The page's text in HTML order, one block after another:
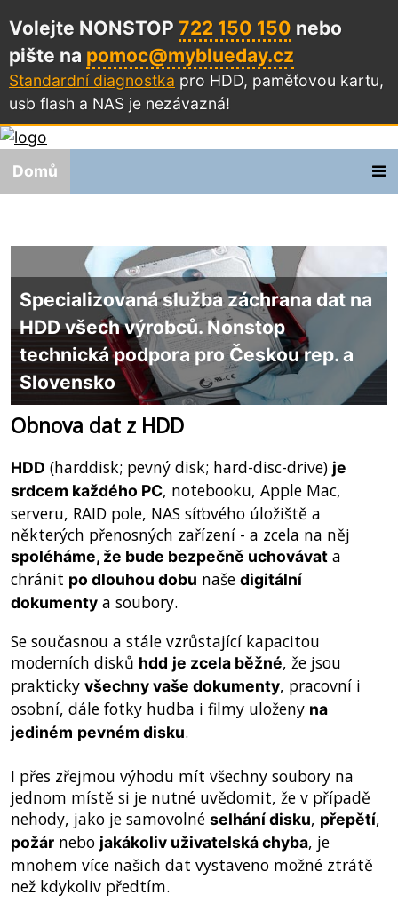
Volejte NONSTOP 722 150 150 nebo
pište na pomoc@myblueday.cz
Standardní diagnostka pro HDD, paměťovou kartu,
usb flash a NAS je nezávazná!
Domů
Specializovaná službazáchrana dat na
HDDvšech výrobců. Nonstop
technická podpora pro Českou rep. a
Slovensko
Obnova dat z HDD
HDD (harddisk; pevný disk; hard-disc-drive) je
srdcem každého PC, notebooku, Apple Mac,
serveru, RAID pole, NAS síťového úložiště a
některých přenosných zařízení - a zcela na něj
spoléháme, že bude bezpečně uchovávata
chránit po dlouhou dobu naše digitální
dokumentya soubory.
Se současnou a stále vzrůstající kapacitou
moderních disků hdd je zcela běžné, že jsou
prakticky všechny vaše dokumenty, pracovní i
osobní, dále fotky hudba i filmy uloženy na
jediném pevném disku.
I přes zřejmou výhodu mít všechny soubory na
jednom místě si je nutné uvědomit, že v případě
nehody, jako je samovolné selhání disku, přepětí,
požárnebo jakákoliv uživatelská chyba, je
mnohem více našich dat vystaveno možné ztrátě
než kdykoliv předtím.